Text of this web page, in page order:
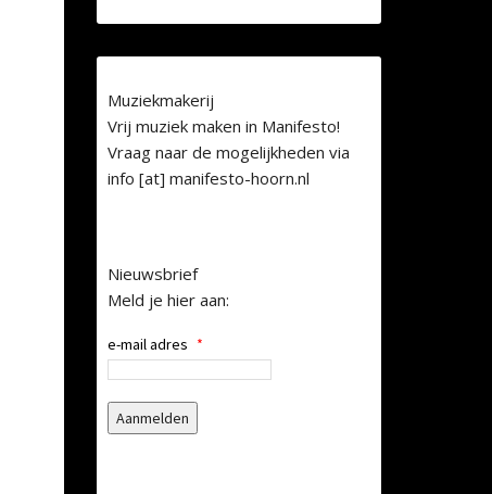
Muziekmakerij
Vrij muziek maken in Manifesto!
Vraag naar de mogelijkheden via
info [at] manifesto-hoorn.nl
Nieuwsbrief
Meld je hier aan:
e-mail adres *